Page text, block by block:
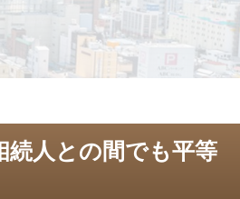
人との間でも平等